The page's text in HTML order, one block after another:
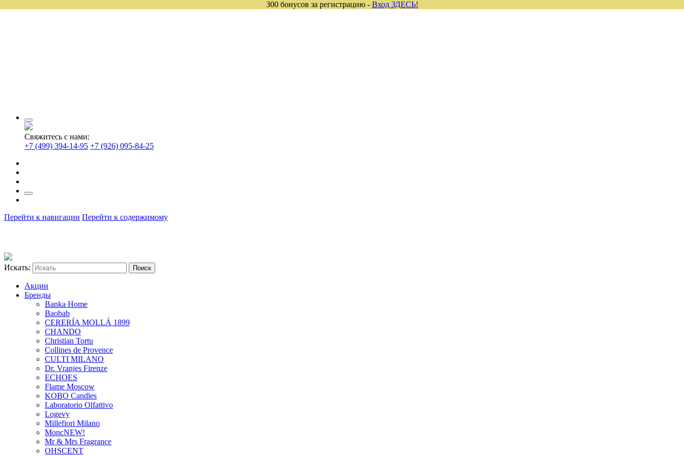
Свяжитесь с нами:
+7 (499) 394-14-95 +7 (926) 095-84-25
Перейти к навигации Перейти к содержимому
Искать:
Акции
Бренды
Banka Home
Baobab
CERERÍA MOLLÁ 1899
CHANDO
Christian Tortu
Collines de Provence
CULTI MILANO
Dr. Vranjes Firenze
ECHOES
Flame Moscow
KOBO Candles
Laboratorio Olfattivo
Logevy
Millefiori Milano
MoncNEW!
Mr & Mrs Fragrance
OHSCENT
300 бонусов за регистрацию - Вход ЗДЕСЬ!